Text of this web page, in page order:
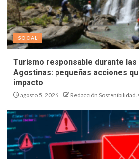
SOCIAL
Turismo responsable durante las
Agostinas: pequeñas acciones
impacto
agosto 5, 2026 Redacción